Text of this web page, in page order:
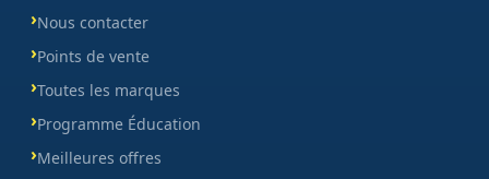
Nous contacter
Points de vente
Toutes les marques
Programme Éducation
Meilleures offres